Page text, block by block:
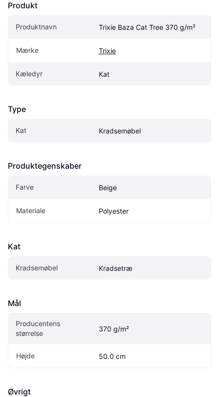
Produkt
Produktnavn Trixie Baza Cat Tree 370 g/m²
Mærke Trixie
Kæledyr Kat
Type
Kat Kradsemøbel
Produktegenskaber
Farve Beige
Materiale Polyester
Kat
Kradsemøbel Kradsetræ
Mål
Producentens
størrelse
370 g/m²
Højde 50.0 cm
Øvrigt